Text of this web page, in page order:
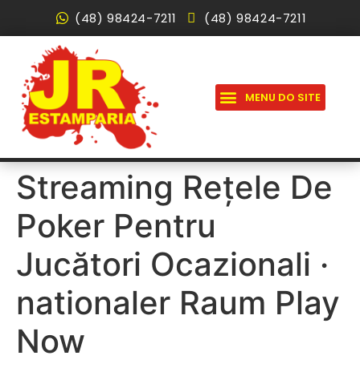
(48) 98424-7211 (48) 98424-7211
Streaming Rețele De
Poker Pentru
Jucători Ocazionali ·
nationaler Raum Play
Now